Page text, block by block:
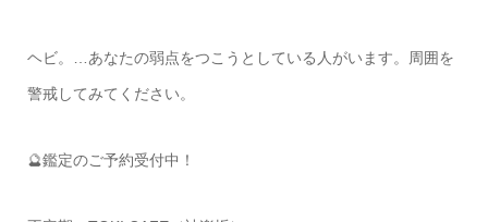
ヘビ。…あなたの弱点をつこうとしている人がいます。周囲を
警戒してみてください。
🔮鑑定のご予約受付中！